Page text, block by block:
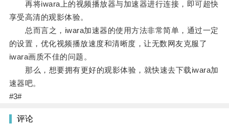
再将iwara上的视频播放器与加速器进行连接，即可超快
享受高清的观影体验。
总而言之，iwara加速器的使用方法非常简单，通过一定
的设置，优化视频播放速度和清晰度，让无数网友克服了
iwara画质不佳的问题。
那么，想要拥有更好的观影体验，就快速去下载iwara加
速器吧。
#3#
评论